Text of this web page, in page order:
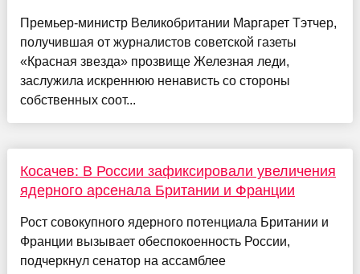
Премьер-министр Великобритании Маргарет Тэтчер,
получившая от журналистов советской газеты
«Красная звезда» прозвище Железная леди,
заслужила искреннюю ненависть со стороны
собственных соот...
Косачев: В России зафиксировали увеличения
ядерного арсенала Британии и Франции
Рост совокупного ядерного потенциала Британии и
Франции вызывает обеспокоенность России,
подчеркнул сенатор на ассамблее